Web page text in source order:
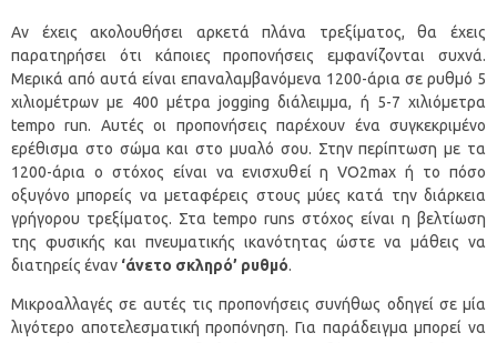
Αν έχεις ακολουθήσει αρκετά πλάνα τρεξίματος, θα έχεις
παρατηρήσει ότι κάποιες προπονήσεις εμφανίζονται συχνά.
Μερικά από αυτά είναι επαναλαμβανόμενα 1200-άρια σε ρυθμό 5
χιλιομέτρων με 400 μέτρα jogging διάλειμμα, ή 5-7 χιλιόμετρα
tempo run. Αυτές οι προπονήσεις παρέχουν ένα συγκεκριμένο
ερέθισμα στο σώμα και στο μυαλό σου. Στην περίπτωση με τα
1200-άρια ο στόχος είναι να ενισχυθεί η VO2max ή το πόσο
οξυγόνο μπορείς να μεταφέρεις στους μύες κατά την διάρκεια
γρήγορου τρεξίματος. Στα tempo runs στόχος είναι η βελτίωση
της φυσικής και πνευματικής ικανότητας ώστε να μάθεις να
διατηρείς έναν ‘άνετο σκληρό’ ρυθμό.
Μικροαλλαγές σε αυτές τις προπονήσεις συνήθως οδηγεί σε μία
λιγότερο αποτελεσματική προπόνηση. Για παράδειγμα μπορεί να